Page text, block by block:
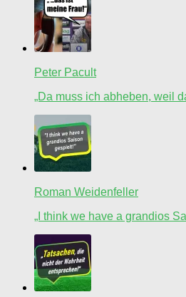
Peter Pacult
„Da muss ich abheben, weil
Roman Weidenfeller
„I think we have a grandios